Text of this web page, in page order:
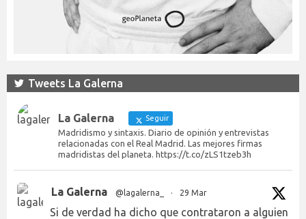
Tweets La Galerna
La Galerna Seguir
Madridismo y sintaxis. Diario de opinión y entrevistas
relacionadas con el Real Madrid. Las mejores firmas
madridistas del planeta. https://t.co/zLS1tzeb3h
La Galerna @lagalerna_ · 29 Mar
Si de verdad ha dicho que contrataron a alguien